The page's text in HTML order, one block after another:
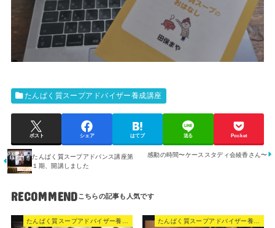
たんぱく質スープアドバイザー養成講座
ポスト シェア はてブ 送る Pocket
たんぱく質スープアドバンス講座第
１期、開講しました
感動の時間〜ケーススタディ会綾香さん〜
RECOMMEND